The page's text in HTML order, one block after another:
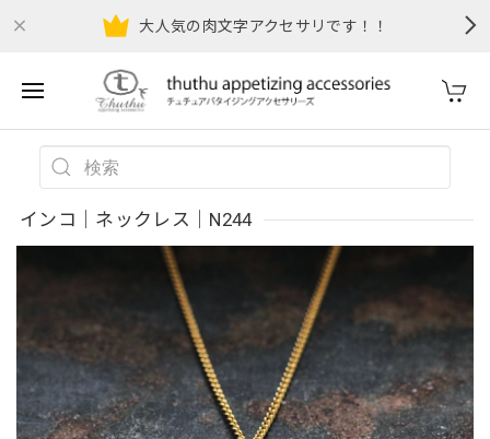
大人気の肉文字アクセサリです！！
インコ｜ネックレス｜N244